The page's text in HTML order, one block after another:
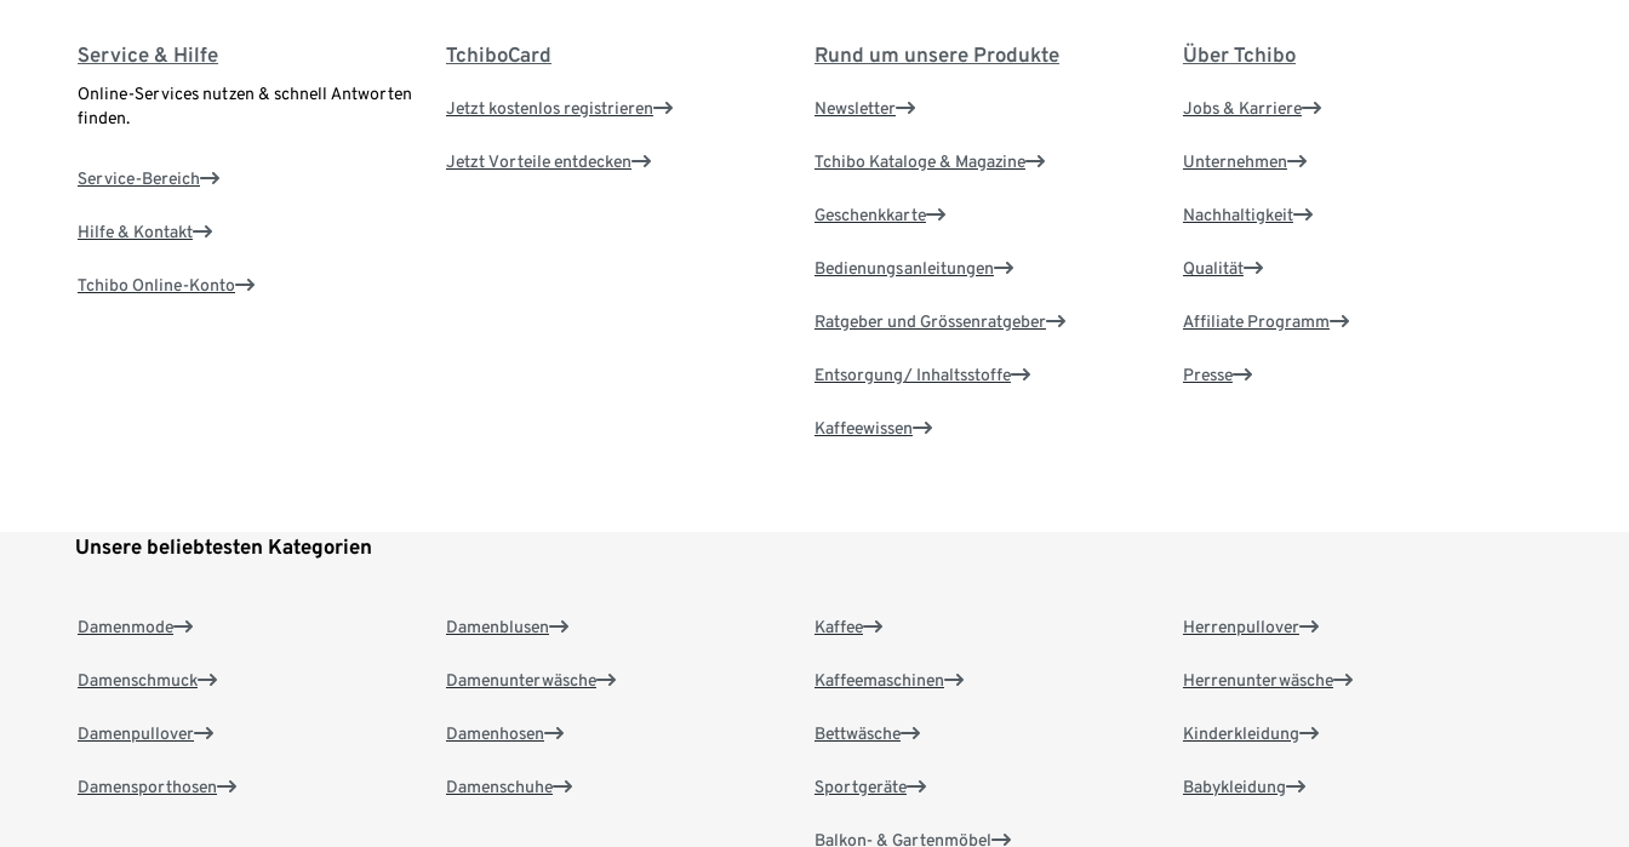
Service & Hilfe
Online-Services nutzen & schnell Antworten
finden.
Service-Bereich
Hilfe & Kontakt
Tchibo Online-Konto
TchiboCard
Jetzt kostenlos registrieren
Jetzt Vorteile entdecken
Rund um unsere Produkte
Newsletter
Tchibo Kataloge & Magazine
Geschenkkarte
Bedienungsanleitungen
Ratgeber und Grössenratgeber
Entsorgung/ Inhaltsstoffe
Kaffeewissen
Über Tchibo
Jobs & Karriere
Unternehmen
Nachhaltigkeit
Qualität
Affiliate Programm
Presse
Unsere beliebtesten Kategorien
Damenmode
Damenschmuck
Damenpullover
Damensporthosen
Damenblusen
Damenunterwäsche
Damenhosen
Damenschuhe
Kaffee
Kaffeemaschinen
Bettwäsche
Sportgeräte
Balkon- & Gartenmöbel
Herrenpullover
Herrenunterwäsche
Kinderkleidung
Babykleidung